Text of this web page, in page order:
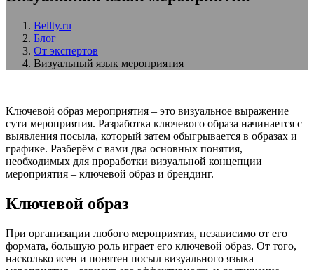
Bellty.ru
Блог
От экспертов
Визуальный язык мероприятия
Ключевой образ мероприятия – это визуальное выражение
сути мероприятия. Разработка ключевого образа начинается с
выявления посыла, который затем обыгрывается в образах и
графике. Разберём с вами два основных понятия,
необходимых для проработки визуальной концепции
мероприятия – ключевой образ и брендинг.
Ключевой образ
При организации любого мероприятия, независимо от его
формата, большую роль играет его ключевой образ. От того,
насколько ясен и понятен посыл визуального языка